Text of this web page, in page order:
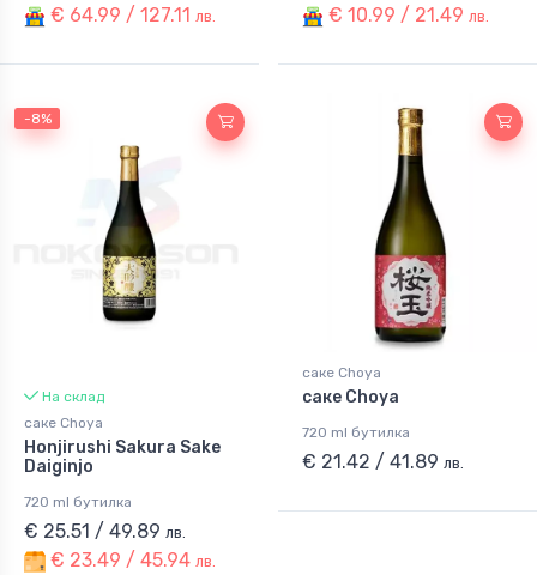
€ 64.99 / 127.11 лв. € 10.99 / 21.49 лв.
-8%
На склад
саке Choya
Honjirushi Sakura Sake
Daiginjo
720 ml бутилка
€ 25.51 / 49.89 лв.
€ 23.49 / 45.94 лв.
саке Choya
саке Choya
720 ml бутилка
€ 21.42 / 41.89 лв.